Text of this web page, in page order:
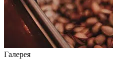
Галерея